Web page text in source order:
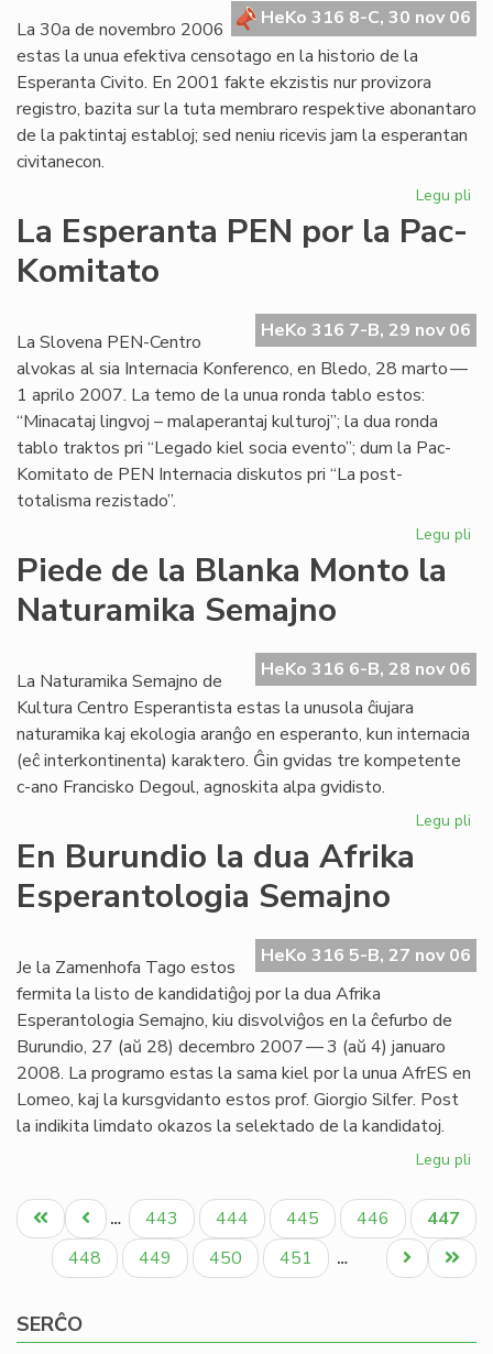
HeKo 316 8-C, 30 nov 06
La 30a de novembro 2006
estas la unua efektiva censotago en la historio de la
Esperanta Civito. En 2001 fakte ekzistis nur provizora
registro, bazita sur la tuta membraro respektive abonantaro
de la paktintaj establoj; sed neniu ricevis jam la esperantan
civitanecon.
Legu pli
La Esperanta PEN por la Pac-
Komitato
HeKo 316 7-B, 29 nov 06
La Slovena PEN-Centro
alvokas al sia Internacia Konferenco, en Bledo, 28 marto —
1 aprilo 2007. La temo de la unua ronda tablo estos:
“Minacataj lingvoj – malaperantaj kulturoj”; la dua ronda
tablo traktos pri “Legado kiel socia evento”; dum la Pac-
Komitato de PEN Internacia diskutos pri “La post-
totalisma rezistado”.
Legu pli
la
Piede de la Blanka Monto la
Naturamika Semajno
HeKo 316 6-B, 28 nov 06
La Naturamika Semajno de
Kultura Centro Esperantista estas la unusola ĉiujara
naturamika kaj ekologia aranĝo en esperanto, kun internacia
(eĉ interkontinenta) karaktero. Ĝin gvidas tre kompetente
c-ano Francisko Degoul, agnoskita alpa gvidisto.
Legu pli
En Burundio la dua Afrika
Esperantologia Semajno
HeKo 316 5-B, 27 nov 06
Je la Zamenhofa Tago estos
fermita la listo de kandidatiĝoj por la dua Afrika
Esperantologia Semajno, kiu disvolviĝos en la ĉefurbo de
Burundio, 27 (aŭ 28) decembro 2007 — 3 (aŭ 4) januaro
2008. La programo estas la sama kiel por la unua AfrES en
Lomeo, kaj la kursgvidanto estos prof. Giorgio Silfer. Post
la indikita limdato okazos la selektado de la kandidatoj.
Legu pli
la
Pagination
Unua
paĝo
Antaŭa
paĝo
… Paĝo
443 Paĝo
444 Paĝo
445 Paĝo
446
Aktuala
paĝo
447
Paĝo
448 Paĝo
449 Paĝo
450 Paĝo
451 …
Last
page
Next
page
SERĈO